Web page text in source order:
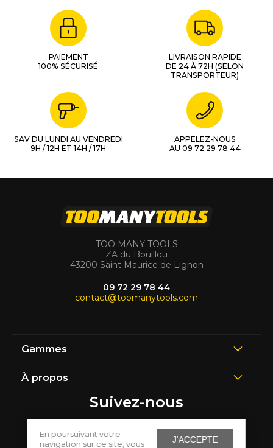
J'ACCEPTE
En poursuivant votre
navigation sur ce site, vous
PAIEMENT
100% SÉCURISÉ
LIVRAISON RAPIDE
DE 24 À 72H (SELON
TRANSPORTEUR)
SAV DU LUNDI AU VENDREDI
9H / 12H ET 14H / 17H
APPELEZ-NOUS
AU 09 72 29 78 44
TOO MANY TOOLS
ZA du Bouillou
43200 Saint Maurice de Lignon
09 72 29 78 44
contact@toomanytools.com
Gammes
À propos
Suivez-nous